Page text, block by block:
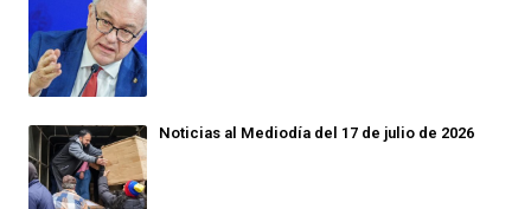
Noticias al Mediodía del 17 de julio de 2026